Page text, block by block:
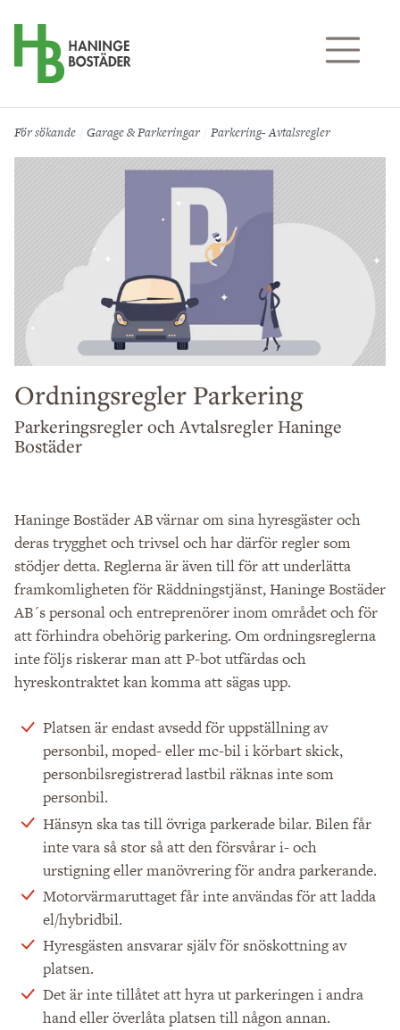
För sökande Garage & Parkeringar Parkering- Avtalsregler
Ordningsregler Parkering
Parkeringsregler och Avtalsregler Haninge
Bostäder
Haninge Bostäder AB värnar om sina hyresgäster och
deras trygghet och trivsel och har därför regler som
stödjer detta. Reglerna är även till för att underlätta
framkomligheten för Räddningstjänst, Haninge Bostäder
AB´s personal och entreprenörer inom området och för
att förhindra obehörig parkering. Om ordningsreglerna
inte följs riskerar man att P-bot utfärdas och
hyreskontraktet kan komma att sägas upp.
Platsen är endast avsedd för uppställning av
personbil, moped- eller mc-bil i körbart skick,
personbilsregistrerad lastbil räknas inte som
personbil.
Hänsyn ska tas till övriga parkerade bilar. Bilen får
inte vara så stor så att den försvårar i- och
urstigning eller manövrering för andra parkerande.
Motorvärmaruttaget får inte användas för att ladda
el/hybridbil.
Hyresgästen ansvarar själv för snöskottning av
platsen.
Det är inte tillåtet att hyra ut parkeringen i andra
hand eller överlåta platsen till någon annan.